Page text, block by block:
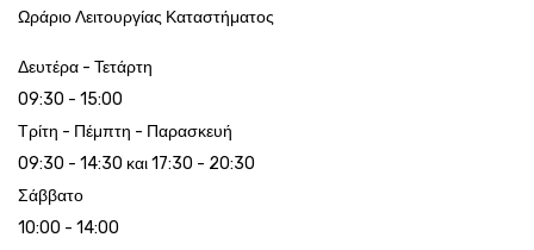
Ωράριο Λειτουργίας Καταστήματος
Δευτέρα - Τετάρτη
09:30 - 15:00
Τρίτη - Πέμπτη - Παρασκευή
09:30 - 14:30 και 17:30 - 20:30
Σάββατο
10:00 - 14:00